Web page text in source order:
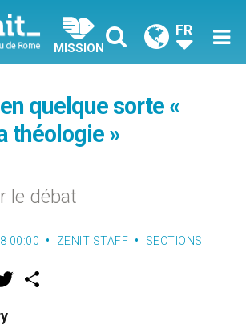
MISSION
FR
quelque sorte «
théologie »
le débat
00:00 ZENIT STAFF
SECTIONS
w